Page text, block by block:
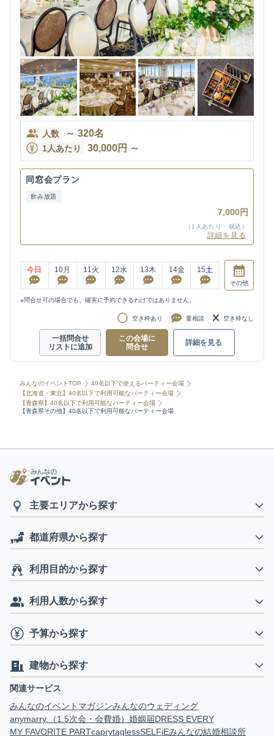
人数 ～ 320名
1人あたり 30,000円 ～
同窓会プラン
飲み放題
7,000円
（1人あたり・税込）
詳細を見る
今日 10月 11 火 12水 13木 14金 15土
その他
※問合せ可の場合でも、確実に予約できるわけではありません。
空き枠あり 要相談 空き枠なし
一括問合せ
リストに追加
この会場に
問合せ
詳細を見る
みんなのイベントTOP
40名以下で使えるパーティー会場
【北海道・東北】40名以下で利用可能なパーティー会場
【青森県】40名以下で利用可能なパーティー会場
【青森県その他】40名以下で利用可能なパーティー会場
主要エリアから探す
都道府県から探す
利用目的から探す
利用人数から探す
予算から探す
建物から探す
関連サービス
みんなのイベントマガジンみんなのウェディング
anymarry.（1.5次会・会費婚） 婚姻届DRESS EVERY
MY FAVORITE PARTcaprytaglessSELFiEみんなの結婚相談所